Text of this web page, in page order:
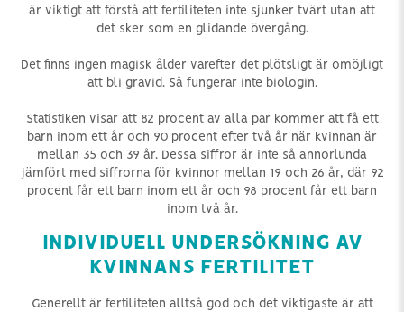
är viktigt att förstå att fertiliteten inte sjunker tvärt utan att
det sker som en glidande övergång.
Det finns ingen magisk ålder varefter det plötsligt är omöjligt
att bli gravid. Så fungerar inte biologin.
Statistiken visar att 82 procent av alla par kommer att få ett
barn inom ett år och 90 procent efter två år när kvinnan är
mellan 35 och 39 år. Dessa siffror är inte så annorlunda
jämfört med siffrorna för kvinnor mellan 19 och 26 år, där 92
procent får ett barn inom ett år och 98 procent får ett barn
inom två år.
INDIVIDUELL UNDERSÖKNING AV
KVINNANS FERTILITET
Generellt är fertiliteten alltså god och det viktigaste är att